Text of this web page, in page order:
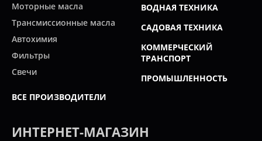
Моторные масла
Трансмиссионные масла
Автохимия
Фильтры
Свечи
ВСЕ ПРОИЗВОДИТЕЛИ
ВОДНАЯ ТЕХНИКА
САДОВАЯ ТЕХНИКА
КОММЕРЧЕСКИЙ
ТРАНСПОРТ
ПРОМЫШЛЕННОСТЬ
ИНТЕРНЕТ-МАГАЗИН